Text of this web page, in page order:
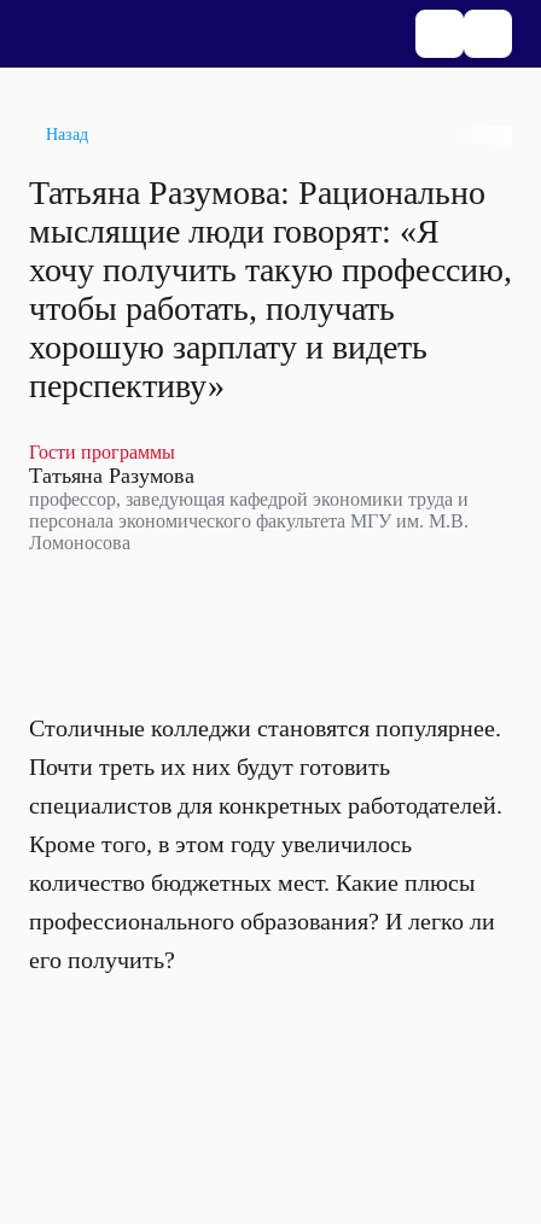
Назад
Татьяна Разумова: Рационально
мыслящие люди говорят: «Я
хочу получить такую профессию,
чтобы работать, получать
хорошую зарплату и видеть
перспективу»
Гости программы
Татьяна Разумова
профессор, заведующая кафедрой экономики труда и
персонала экономического факультета МГУ им. М.В.
Ломоносова
Столичные колледжи становятся популярнее.
Почти треть их них будут готовить
специалистов для конкретных работодателей.
Кроме того, в этом году увеличилось
количество бюджетных мест. Какие плюсы
профессионального образования? И легко ли
его получить?